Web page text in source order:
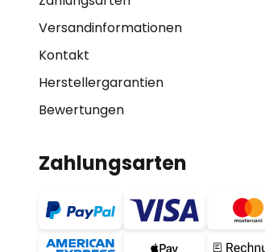
Versandinformationen
Kontakt
Herstellergarantien
Bewertungen
Zahlungsarten